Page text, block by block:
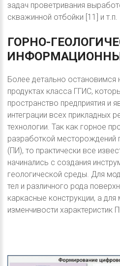
задач проветривания
скважинной отбойки [11] и т.п.
ГОРНО-
Более детально остановимся
продуктах класса ГГИС,
пространство предприятия и
интеграции всех прикладных
технологии. Так как горное
разработкой месторождений
(ПИ), то практически все
начинались с создания
геологической среды. Для
тел и различного рода
каркасные конструкции, а
изменчивости характеристик